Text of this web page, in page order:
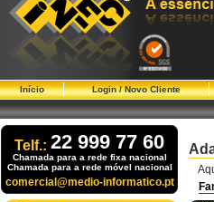
Início Login / Novo Cliente
Telf.: 22 999 77 60
Chamada para a rede fixa nacional
Chamada para a rede móvel nacional
comercial@medio-informatico.pt